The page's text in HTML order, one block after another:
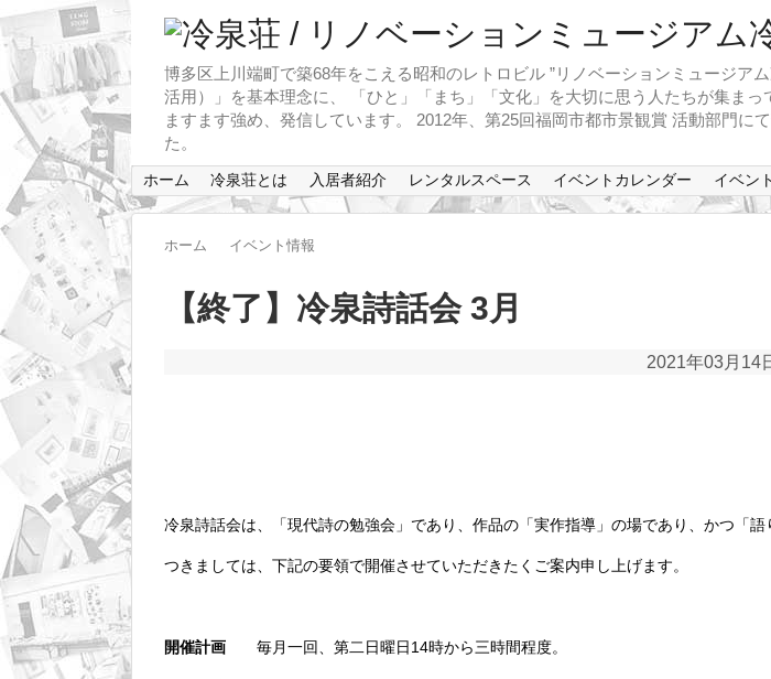
博多区上川端町で築68年をこえる昭和のレトロビル ”リノベーションミュージア
活用）」を基本理念に、 「ひと」「まち」「文化」を大切に思う人たちが集ま
ますます強め、発信しています。 2012年、第25回福岡市都市景観賞 活動部門に
た。
ホーム 冷泉荘とは 入居者紹介 レンタルスペース イベントカレンダー イベン
ホーム イベント情報
【終了】冷泉詩話会 3月
2021年03月14
冷泉詩話会は、「現代詩の勉強会」であり、作品の「実作指導」の場であり、かつ「語
つきましては、下記の要領で開催させていただきたくご案内申し上げます。
開催計画 毎月一回、第二日曜日14時から三時間程度。